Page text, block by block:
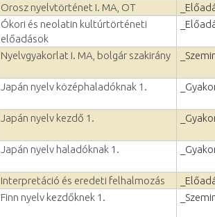
Orosz nyelvtörténet I. MA, OT
Ókori és neolatin kultúrtörténeti
előadások
Nyelvgyakorlat I. MA, bolgár szakirány
Japán nyelv középhaladóknak 1.
Japán nyelv kezdő 1.
Japán nyelv haladóknak 1.
Interpretáció és eredeti felhalmozás
Finn nyelv kezdőknek 1.